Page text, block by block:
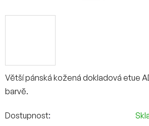
Větší pánská kožená dokladová etue
barvě.
Dostupnost